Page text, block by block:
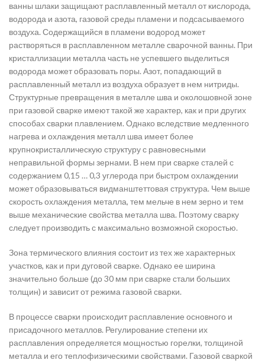
ванны шлаки защищают расплавленный металл от кислорода,
водорода и азота, газовой среды пламени и подсасываемого
воздуха. Содержащийся в пламени водород может
растворяться в расплавленном металле сварочной ванны. При
кристаллизации металла часть не успевшего выделиться
водорода может образовать поры. Азот, попадающий в
расплавленный металл из воздуха образует в нем нитриды.
Структурные превращения в металле шва и околошовной зоне
при газовой сварке имеют такой же характер, как и при других
способах сварки плавлением. Однако вследствие медленного
нагрева и охлаждения металл шва имеет более
крупнокристаллическую структуру с равновесными
неправильной формы зернами. В нем при сварке сталей с
содержанием 0,15 … 0,3 углерода при быстром охлаждении
может образовываться видманштеттовая структура. Чем выше
скорость охлаждения металла, тем мельче в нем зерно и тем
выше механические свойства металла шва. Поэтому сварку
следует производить с максимально возможной скоростью.
Зона термического влияния состоит из тех же характерных
участков, как и при дуговой сварке. Однако ее ширина
значительно больше (до 30 мм при сварке стали больших
толщин) и зависит от режима газовой сварки.
В процессе сварки происходит расплавление основного и
присадочного металлов. Регулирование степени их
расплавления определяется мощностью горелки, толщиной
металла и его теплофизическими свойствами. Газовой сваркой